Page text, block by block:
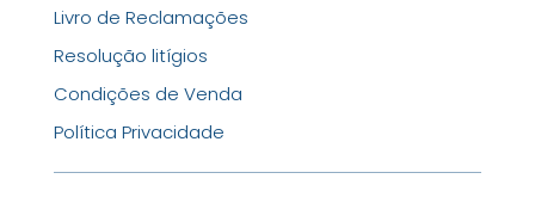
Livro de Reclamações
Resolução litígios
Condições de Venda
Política Privacidade